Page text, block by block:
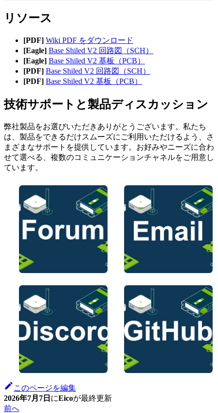
リソース
[PDF] Wiki PDF をダウンロード
[Eagle] Base Shiled V2 回路図（SCH）
[Eagle] Base Shiled V2 基板（PCB）
[PDF] Base Shiled V2 回路図（SCH）
[PDF] Base Shiled V2 基板（PCB）
技術サポートと製品ディスカッション
弊社製品をお選びいただきありがとうございます。私たち
は、製品をできるだけスムーズにご利用いただけるよう、さ
まざまなサポートを提供しています。お好みやニーズに合わ
せて選べる、複数のコミュニケーションチャネルをご用意し
ています。
このページを編集
2026年7月7日 にEicoが最終更新
前へ